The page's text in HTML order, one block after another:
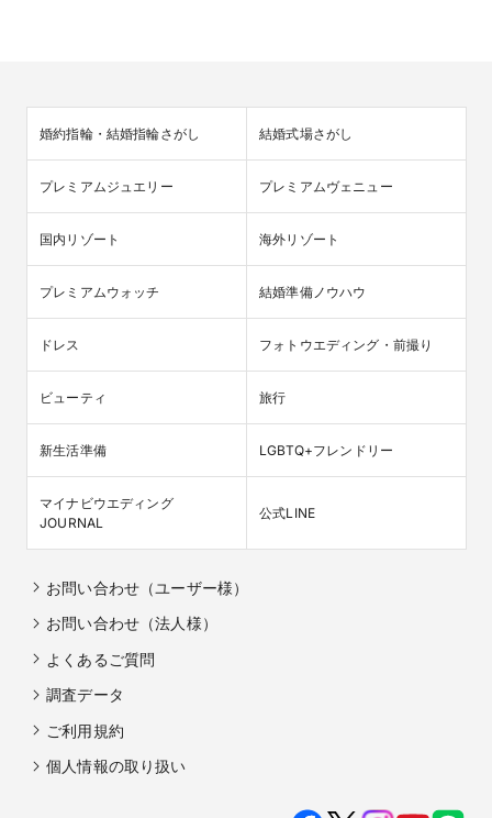
婚約指輪・結婚指輪さがし 結婚式場さがし
プレミアムジュエリー プレミアムヴェニュー
国内リゾート 海外リゾート
プレミアムウォッチ 結婚準備ノウハウ
ドレス フォトウエディング・前撮り
ビューティ 旅行
新生活準備 LGBTQ+フレンドリー
マイナビウエディング
JOURNAL
公式LINE
お問い合わせ（ユーザー様）
お問い合わせ（法人様）
よくあるご質問
調査データ
ご利用規約
個人情報の取り扱い